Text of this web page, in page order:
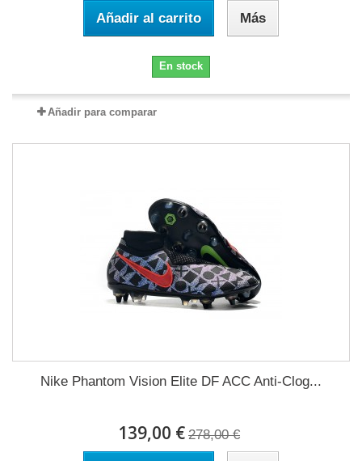
Añadir al carrito Más
En stock
Añadir para comparar
Nike Phantom Vision Elite DF ACC Anti-Clog...
139,00 € 278,00 €